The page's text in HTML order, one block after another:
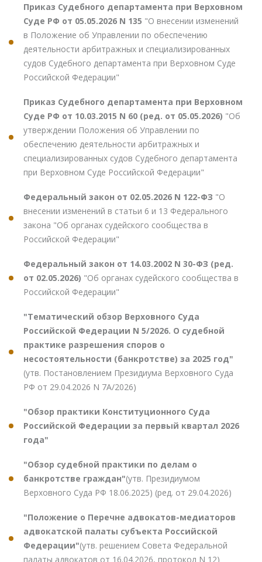
Приказ Судебного департамента при Верховном
Суде РФ от 05.05.2026 N 135 "О внесении изменений
в Положение об Управлении по обеспечению
деятельности арбитражных и специализированных
судов Судебного департамента при Верховном Суде
Российской Федерации"
Приказ Судебного департамента при Верховном
Суде РФ от 10.03.2015 N 60 (ред. от 05.05.2026) "Об
утверждении Положения об Управлении по
обеспечению деятельности арбитражных и
специализированных судов Судебного департамента
при Верховном Суде Российской Федерации"
Федеральный закон от 02.05.2026 N 122-ФЗ "О
внесении изменений в статьи 6 и 13 Федерального
закона "Об органах судейского сообщества в
Российской Федерации"
Федеральный закон от 14.03.2002 N 30-ФЗ (ред.
от 02.05.2026) "Об органах судейского сообщества в
Российской Федерации"
"Тематический обзор Верховного Суда
Российской Федерации N 5/2026. О судебной
практике разрешения споров о
несостоятельности (банкротстве) за 2025 год"
(утв. Постановлением Президиума Верховного Суда
РФ от 29.04.2026 N 7А/2026)
"Обзор практики Конституционного Суда
Российской Федерации за первый квартал 2026
года"
"Обзор судебной практики по делам о
банкротстве граждан"(утв. Президиумом
Верховного Суда РФ 18.06.2025) (ред. от 29.04.2026)
"Положение о Перечне адвокатов-медиаторов
адвокатской палаты субъекта Российской
Федерации"(утв. решением Совета Федеральной
палаты адвокатов от 16.04.2026, протокол N 12)